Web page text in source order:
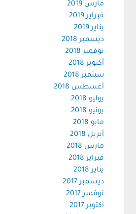
مارس 2019
فبراير 2019
يناير 2019
ديسمبر 2018
نوفمبر 2018
أكتوبر 2018
سبتمبر 2018
أغسطس 2018
يوليو 2018
يونيو 2018
مايو 2018
أبريل 2018
مارس 2018
فبراير 2018
يناير 2018
ديسمبر 2017
نوفمبر 2017
أكتوبر 2017